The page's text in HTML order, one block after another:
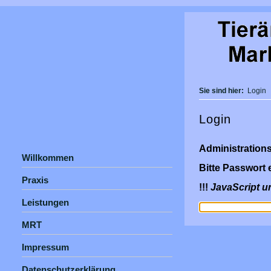
Willkommen
Praxis
Leistungen
MRT
Impressum
Sie sind hier: Login
Login
Bitte Passwort
!!!JavaScript